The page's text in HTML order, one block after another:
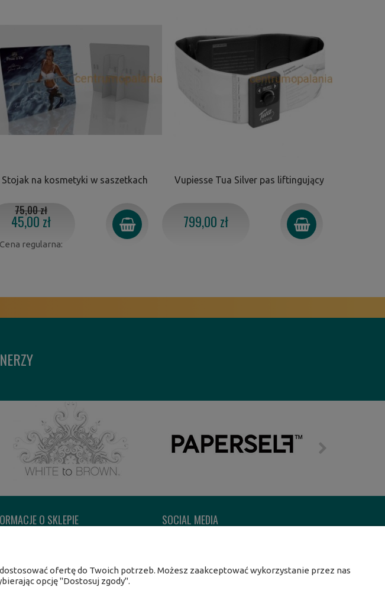
Stojak na kosmetyki w saszetkach
45,00 zł
Cena regularna:
75,00 zł
Vupiesse Tua Silver pas liftingujący
799,00 zł
O SKLEPIE SOCIAL MEDIA
Twitter
ofertę do Twoich potrzeb. Możesz zaakceptować wykorzystanie przez nas
opcję "Dostosuj zgody".